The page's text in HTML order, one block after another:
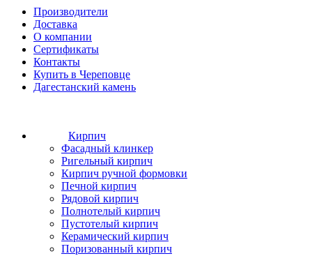
Производители
Доставка
О компании
Сертификаты
Контакты
Купить в Череповце
Дагестанский камень
Кирпич
Фасадный клинкер
Ригельный кирпич
Кирпич ручной формовки
Печной кирпич
Рядовой кирпич
Полнотелый кирпич
Пустотелый кирпич
Керамический кирпич
Поризованный кирпич